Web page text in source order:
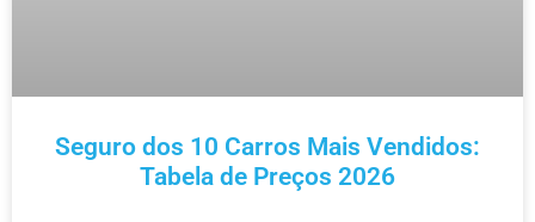
Seguro dos 10 Carros Mais Vendidos:
Tabela de Preços 2026